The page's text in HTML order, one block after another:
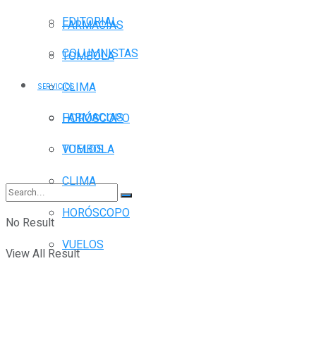
FARMACIAS
TOMBOLA
CLIMA
HORÓSCOPO
VUELOS
No Result
View All Result
EDITORIAL
COLUMNISTAS
SERVICIOS
FARMACIAS
TOMBOLA
CLIMA
HORÓSCOPO
VUELOS